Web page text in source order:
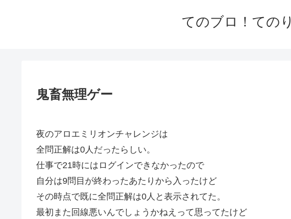
てのブロ！ての
鬼畜無理ゲー
夜のアロエミリオンチャレンジは
全問正解は0人だったらしい。
仕事で21時にはログインできなかったので
自分は9問目が終わったあたりから入ったけど
その時点で既に全問正解は0人と表示されてた。
最初また回線悪いんでしょうかねえって思ってたけど